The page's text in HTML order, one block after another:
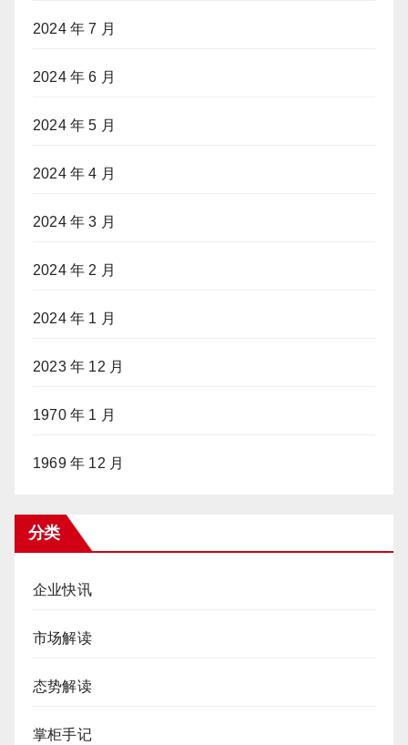
2024 年 7 月
2024 年 6 月
2024 年 5 月
2024 年 4 月
2024 年 3 月
2024 年 2 月
2024 年 1 月
2023 年 12 月
1970 年 1 月
1969 年 12 月
分类
企业快讯
市场解读
态势解读
掌柜手记